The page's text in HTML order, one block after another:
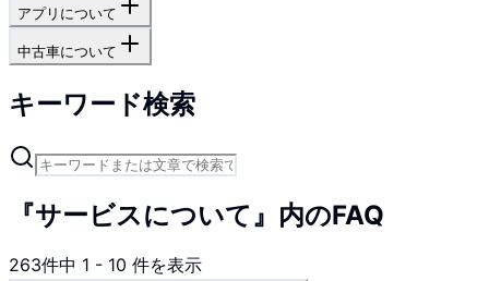
アプリについて
中古車について
キーワード検索
『サービスについて』内のFAQ
263件中 1 - 10 件を表示